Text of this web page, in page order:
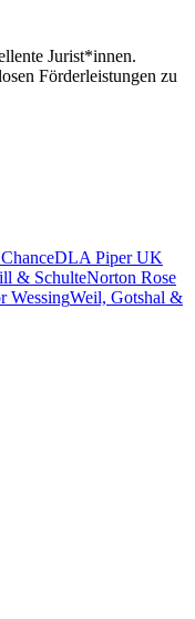
Jurist*innen.
Förderleistungen zu
DLA Piper UK
& SchulteNorton Rose
WessingWeil, Gotshal &